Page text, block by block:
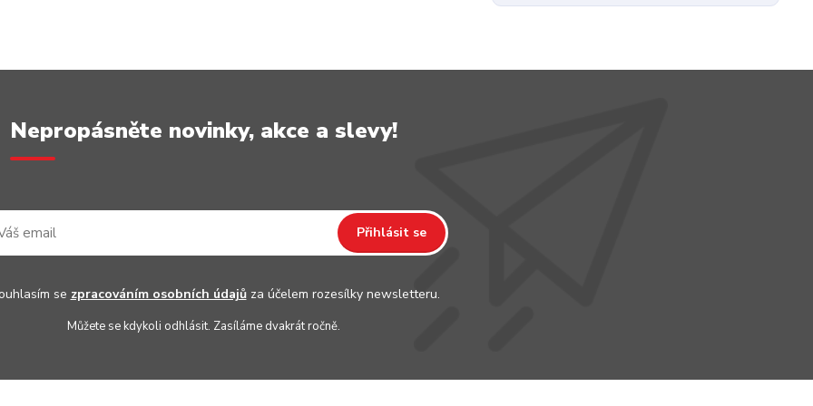
Nepropásněte novinky, akce a slevy!
Přihlásit se
se zpracováním osobních údajůza účelem rozesílky newsletteru.
Můžete se kdykoli odhlásit. Zasíláme dvakrát ročně.